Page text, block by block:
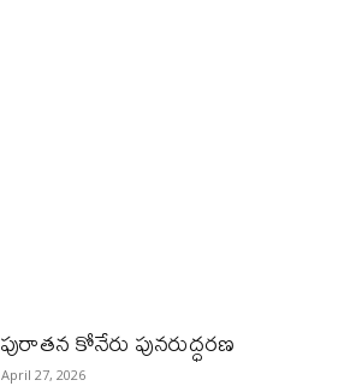
పురాత‌న కోనేరు పున‌రుద్ధ‌ర‌ణ
April 27, 2026